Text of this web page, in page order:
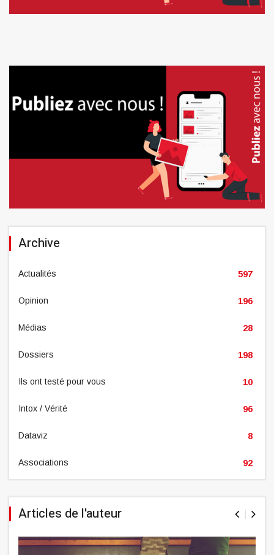
Archive
Actualités 597
Opinion 196
Médias 28
Dossiers 198
Ils ont testé pour vous 10
Intox / Vérité 96
Dataviz 8
Associations 92
Articles de l'auteur